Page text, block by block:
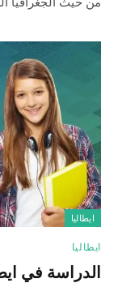
ايطاليا
ايطاليا
الدراسة في